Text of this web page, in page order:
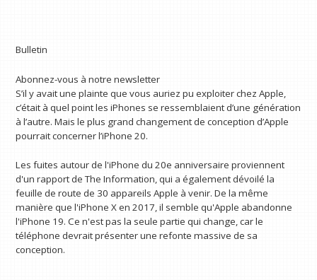
Bulletin
Abonnez-vous à notre newsletter
S’il y avait une plainte que vous auriez pu exploiter chez Apple,
c’était à quel point les iPhones se ressemblaient d’une génération
à l’autre. Mais le plus grand changement de conception d’Apple
pourrait concerner l’iPhone 20.
Les fuites autour de l'iPhone du 20e anniversaire proviennent
d'un rapport de The Information, qui a également dévoilé la
feuille de route de 30 appareils Apple à venir. De la même
manière que l'iPhone X en 2017, il semble qu'Apple abandonne
l'iPhone 19. Ce n'est pas la seule partie qui change, car le
téléphone devrait présenter une refonte massive de sa
conception.